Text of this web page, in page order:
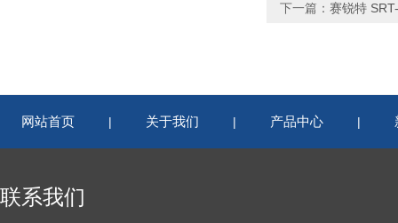
下一篇： 赛锐特
网站首页 | 关于我们 | 产品中心 |
联系我们